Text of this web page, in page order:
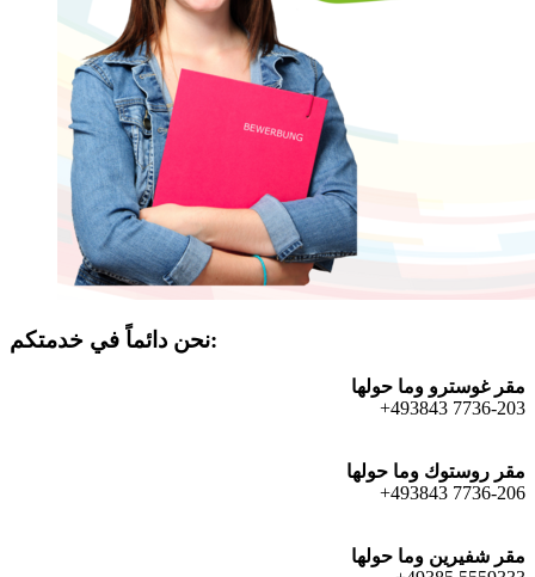
نحن دائماً في خدمتكم:
مقر غوسترو وما حولها
+493843 7736-203
مقر روستوك وما حولها
+493843 7736-206
مقر شفيرين وما حولها